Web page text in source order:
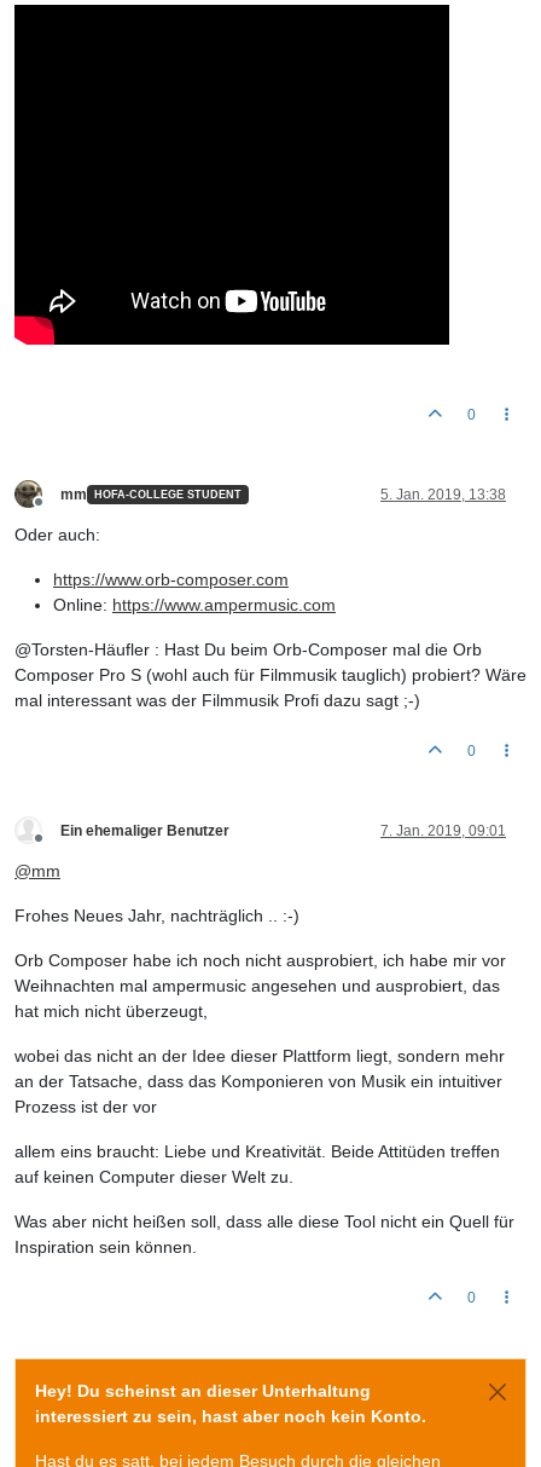
0
mm HOFA-COLLEGE STUDENT 5. Jan. 2019, 13:38
Oder auch:
https://www.orb-composer.com
Online: https://www.ampermusic.com
@Torsten-Häufler : Hast Du beim Orb-Composer mal die Orb
Composer Pro S (wohl auch für Filmmusik tauglich) probiert? Wäre
mal interessant was der Filmmusik Profi dazu sagt ;-)
0
Ein ehemaliger Benutzer 7. Jan. 2019, 09:01
@mm
Frohes Neues Jahr, nachträglich .. :-)
Orb Composer habe ich noch nicht ausprobiert, ich habe mir vor
Weihnachten mal ampermusic angesehen und ausprobiert, das
hat mich nicht überzeugt,
wobei das nicht an der Idee dieser Plattform liegt, sondern mehr
an der Tatsache, dass das Komponieren von Musik ein intuitiver
Prozess ist der vor
allem eins braucht: Liebe und Kreativität. Beide Attitüden treffen
auf keinen Computer dieser Welt zu.
Was aber nicht heißen soll, dass alle diese Tool nicht ein Quell für
Inspiration sein können.
0
Hey! Du scheinst an dieser Unterhaltung
interessiert zu sein, hast aber noch kein Konto.
Hast du es satt, bei jedem Besuch durch die gleichen